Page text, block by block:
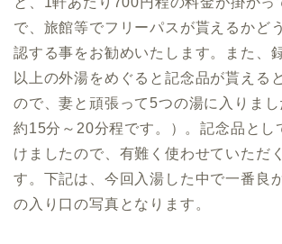
で、旅館等でフリーパスが貰えるかど
認する事をお勧めいたします。また、
以上の外湯をめぐると記念品が貰える
ので、妻と頑張って5つの湯に入りまし
約15分～20分程です。）。記念品とし
けましたので、有難く使わせていただ
す。下記は、今回入湯した中で一番良
の入り口の写真となります。